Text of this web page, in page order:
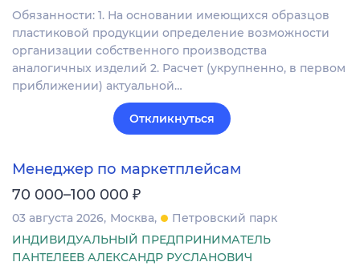
Обязанности: 1. На основании имеющихся образцов
пластиковой продукции определение возможности
организации собственного производства
аналогичных изделий 2. Расчет (укрупненно, в первом
приближении) актуальной…
Откликнуться
Менеджер по маркетплейсам
70 000–100 000 ₽
03 августа 2026 Москва
Петровский парк
ИНДИВИДУАЛЬНЫЙ ПРЕДПРИНИМАТЕЛЬ
ПАНТЕЛЕЕВ АЛЕКСАНДР РУСЛАНОВИЧ